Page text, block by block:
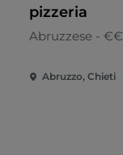
pizzeria
Abruzzese - €€
Abruzzo, Chieti